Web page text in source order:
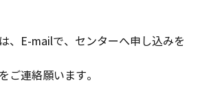
、E-mailで、センターへ申し込みを
ご連絡願います。